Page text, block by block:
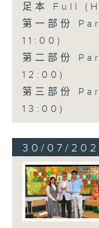
足本 Full
第一部份
11:00)
第二部份
12:00)
第三部份
13:00)
30/07/